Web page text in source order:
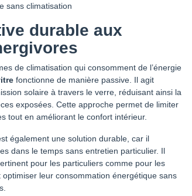
sans climatisation
durable aux
de climatisation qui consomment de l’énergie
fonctionne de manière passive. Il agit
solaire à travers le verre, réduisant ainsi la
exposées. Cette approche permet de limiter
tout en améliorant le confort intérieur.
également une solution durable, car il
dans le temps sans entretien particulier. Il
pour les particuliers comme pour les
leur consommation énergétique sans